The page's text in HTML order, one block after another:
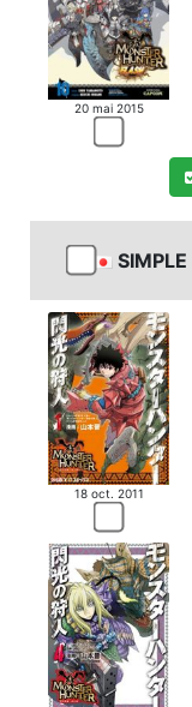
20 mai 2015
SIMPLE
18 oct. 2011